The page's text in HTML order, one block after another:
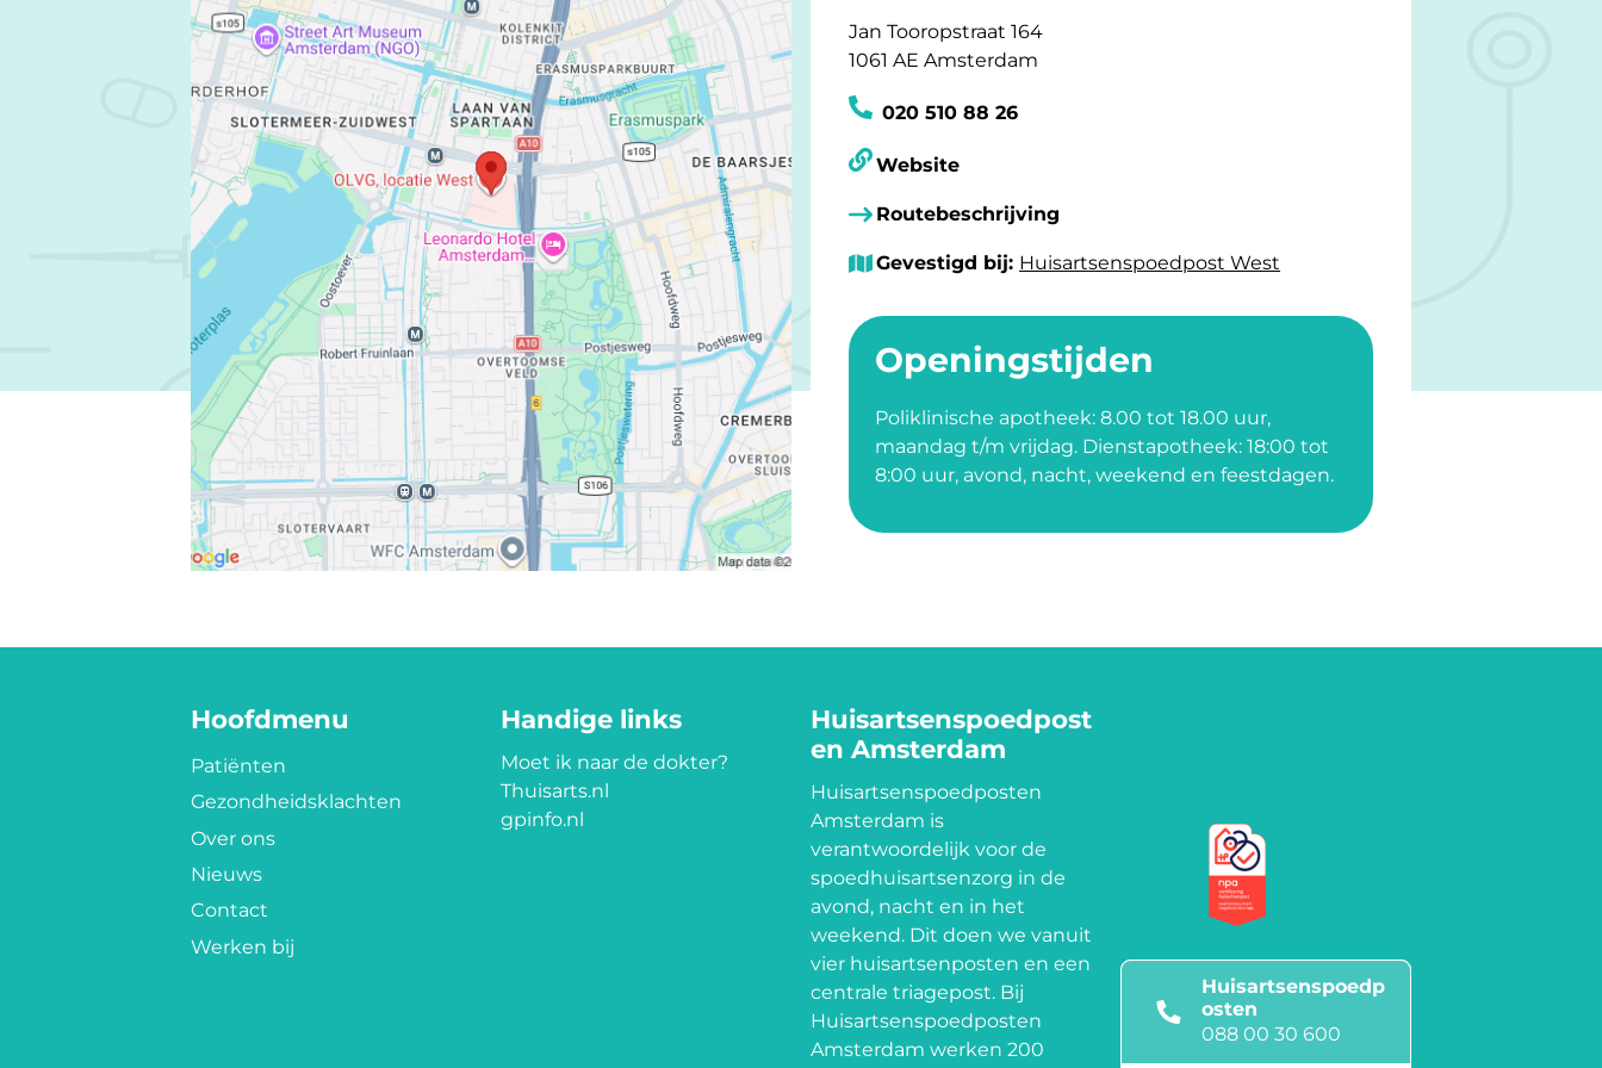
Adres van Dienstapotheek in OLVG West
Jan Tooropstraat 164
Postcode van Dienstapotheek in OLVG West
1061 AE Amsterdam
Telefoonnummer van Dienstapotheek in OLVG West
020 510 88 26
Website van
Website
Routebeschrijving
Gevestigd bij: Huisartsenspoedpost West
Openingstijden
Poliklinische apotheek: 8.00 tot 18.00 uur,
maandag t/m vrijdag. Dienstapotheek: 18:00 tot
8:00 uur, avond, nacht, weekend en feestdagen.
Hoofdmenu
Patiënten
Gezondheidsklachten
Over ons
Nieuws
Contact
Werken bij
Handige links
Moet ik naar de dokter?
Thuisarts.nl
gpinfo.nl
Huisartsenspoedpost
en Amsterdam
Huisartsenspoedposten
Amsterdam is
verantwoordelijk voor de
spoedhuisartsenzorg in de
avond, nacht en in het
weekend. Dit doen we vanuit
vier huisartsenposten en een
centrale triagepost. Bij
Huisartsenspoedposten
Amsterdam werken 200
Huisartsenspoedp
osten
088 00 30 600